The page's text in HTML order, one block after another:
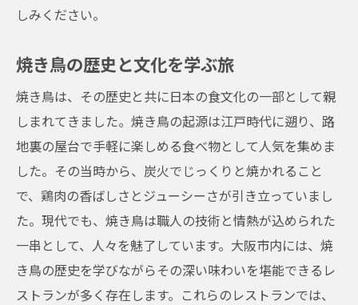
しみください。
焼き鳥の歴史と文化を学ぶ旅
焼き鳥は、その歴史と共に日本の食文化の一部として親
しまれてきました。焼き鳥の起源は江戸時代に遡り、路
地裏の屋台で手軽に楽しめる食べ物として人気を集めま
した。その当時から、炭火でじっくりと焼かれること
で、鶏肉の香ばしさとジューシーさが引き立っていまし
た。現代でも、焼き鳥は職人の技術と情熱が込められた
一串として、人々を魅了しています。大阪市内には、焼
き鳥の歴史を学びながらその深い味わいを堪能できるレ
ストランが多く存在します。これらのレストランでは、